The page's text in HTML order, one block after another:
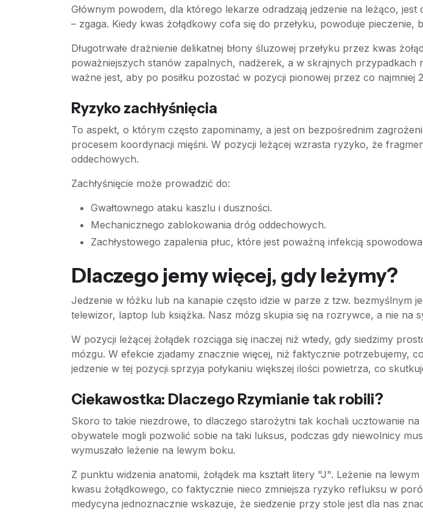
Głównym powodem, dla którego lekarze odradzają jedzenie na leżąco,
– zgaga. Kiedy kwas żołądkowy cofa się do przełyku, powoduje
Długotrwałe drażnienie delikatnej błony śluzowej przełyku przez kwas
poważniejszych stanów zapalnych, nadżerek, a w skrajnych
ważne jest, aby po posiłku pozostać w pozycji pionowej przez co najmniej
Ryzyko zachłyśnięcia
To aspekt, o którym często zapominamy, a jest on bezpośrednim
procesem koordynacji mięśni. W pozycji leżącej wzrasta ryzyko, że
oddechowych.
Zachłyśnięcie może prowadzić do:
Gwałtownego ataku kaszlu i duszności.
Mechanicznego zablokowania dróg oddechowych.
Zachłystowego zapalenia płuc, które jest poważną infekcją
Dlaczego jemy więcej, gdy leżymy?
Jedzenie w łóżku lub na kanapie często idzie w parze z tzw. bezmyślnym
telewizor, laptop lub książka. Nasz mózg skupia się na rozrywce, a nie na
W pozycji leżącej żołądek rozciąga się inaczej niż wtedy, gdy siedzimy
mózgu. W efekcie zjadamy znacznie więcej, niż faktycznie potrzebujemy,
jedzenie w tej pozycji sprzyja połykaniu większej ilości powietrza, co
Ciekawostka: Dlaczego Rzymianie tak robili?
Skoro to takie niezdrowe, to dlaczego starożytni tak kochali ucztowanie
obywatele mogli pozwolić sobie na taki luksus, podczas gdy niewolnicy
wymuszało leżenie na lewym boku.
Z punktu widzenia anatomii, żołądek ma kształt litery "J". Leżenie na
kwasu żołądkowego, co faktycznie nieco zmniejsza ryzyko refluksu w
medycyna jednoznacznie wskazuje, że siedzenie przy stole jest dla nas